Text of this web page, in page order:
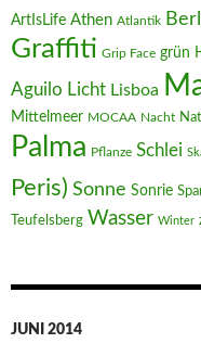
ArtIsLife Athen Atlantik
Graffiti Grip Face grün
Aguilo Licht Lisboa
Mittelmeer MOCAA Nacht
Palma Pflanze Schlei
Peris) Sonne Sonrie
Teufelsberg Wasser Winter
JUNI 2014